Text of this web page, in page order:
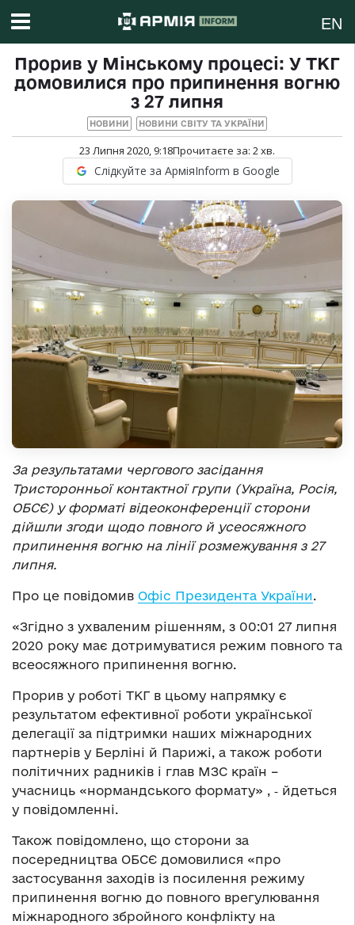
EN
Прорив у Мінському процесі: У ТКГ
домовилися про припинення вогню
з 27 липня
НОВИНИ НОВИНИ СВІТУ ТА УКРАЇНИ
23 Липня 2020, 9:18Прочитаєте за: 2хв.
Слідкуйте за АрміяInform в Google
За результатами чергового засідання
Тристоронньої контактної групи (Україна, Росія,
ОБСЄ) у форматі відеоконференції сторони
дійшли згоди щодо повного й усеосяжного
припинення вогню на лінії розмежування з 27
липня.
Про це повідомив Офіс Президента України.
«Згідно з ухваленим рішенням, з 00:01 27 липня
2020 року має дотримуватися режим повного та
всеосяжного припинення вогню.
Прорив у роботі ТКГ в цьому напрямку є
результатом ефективної роботи української
делегації за підтримки наших міжнародних
партнерів у Берліні й Парижі, а також роботи
політичних радників і глав МЗС країн –
учасниць «нормандського формату» , ‑ йдеться
у повідомленні.
Також повідомлено, що сторони за
посередництва ОБСЄ домовилися «про
застосування заходів із посилення режиму
припинення вогню до повного врегулювання
міжнародного збройного конфлікту на